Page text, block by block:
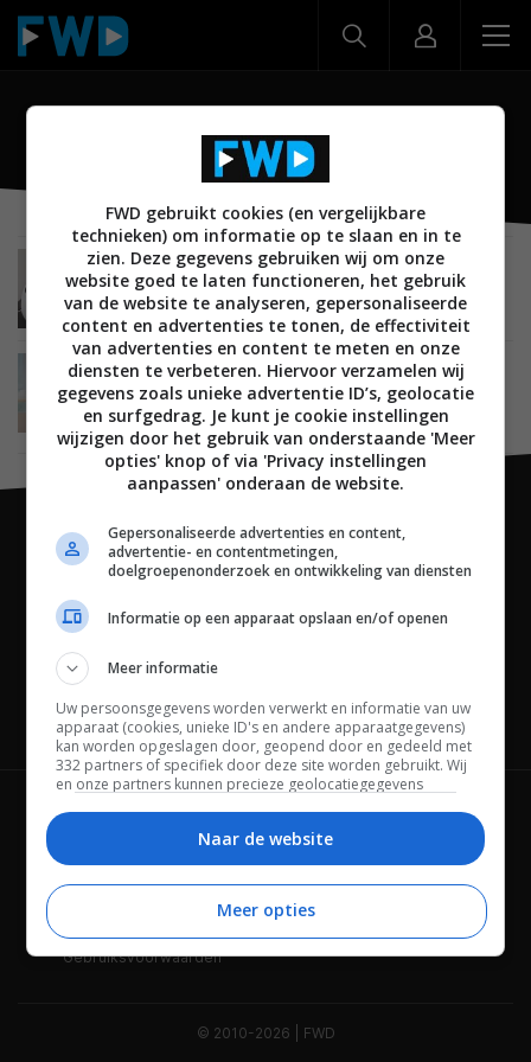
D210
REVIEWS SMARTHOME
VEILIGHEID EN BEVEILIGING
11 MEI 2025
Review: Beans View D210 en D220 – Bijna gratis?
NIEUWS SMARTHOME
VEILIGHEID EN BEVEILIGING
08 JANUARI 2025
Beans View lanceert D210 binnencamera voor
18,99 euro
Channels
Wie is FWD Privacybeleid
Adverteren Contact
Gebruiksvoorwaarden
© 2010-2026 | FWD
FWD gebruikt cookies (en vergelijkbare
technieken) om informatie op te slaan en in te
zien. Deze gegevens gebruiken wij om onze
website goed te laten functioneren, het gebruik
van de website te analyseren, gepersonaliseerde
content en advertenties te tonen, de effectiviteit
van advertenties en content te meten en onze
diensten te verbeteren. Hiervoor verzamelen wij
gegevens zoals unieke advertentie ID’s, geolocatie
en surfgedrag. Je kunt je cookie instellingen
wijzigen door het gebruik van onderstaande 'Meer
opties' knop of via 'Privacy instellingen
aanpassen' onderaan de website.
Gepersonaliseerde advertenties en content,
advertentie- en contentmetingen,
doelgroepenonderzoek en ontwikkeling van diensten
Informatie op een apparaat opslaan en/of openen
Meer informatie
Uw persoonsgegevens worden verwerkt en informatie van uw
apparaat (cookies, unieke ID's en andere apparaatgegevens)
kan worden opgeslagen door, geopend door en gedeeld met
332 partners of specifiek door deze site worden gebruikt. Wij
en onze partners kunnen precieze geolocatiegegevens
Bepaalde leveranciers kunnen uw persoonsgegevens
beheren. Zoek onderaan deze pagina of in het sitemenu naar
een link om uw toestemming te beheren of in te trekken via de
privacy- en cookie-instellingen.
Naar de website
Meer opties